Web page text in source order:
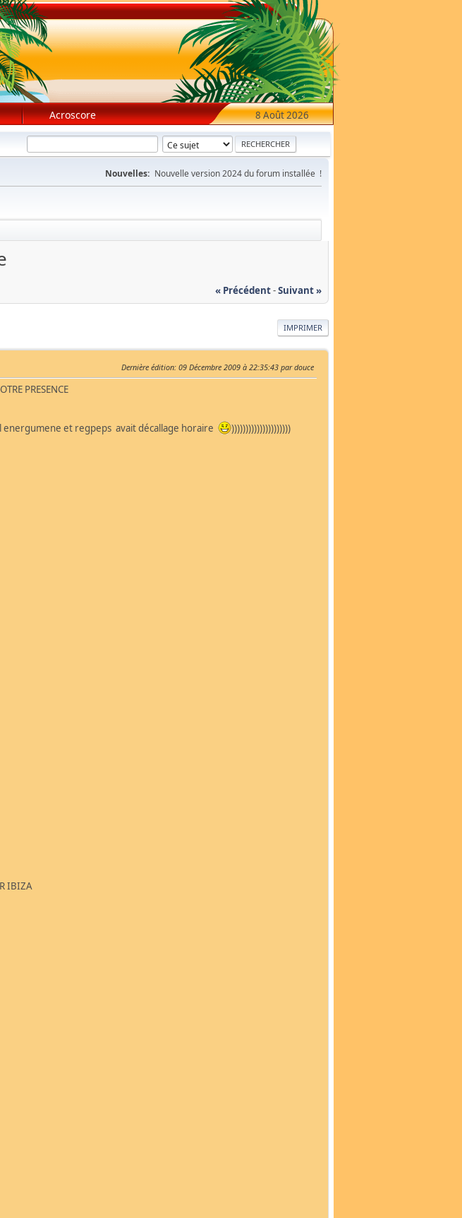
Acroscore 8 Août 2026
Nouvelles: Nouvelle version 2024 du forum installée !
« Précédent-Suivant »
IMPRIMER
Dernière édition: 09 Décembre 2009 à 22:35:43 par douce
PRESENCE
et regpeps avait décallage horaire )))))))))))))))))))))